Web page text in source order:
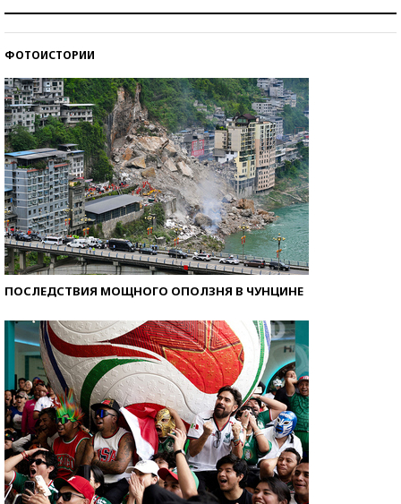
ФОТОИСТОРИИ
ПОСЛЕДСТВИЯ МОЩНОГО ОПОЛЗНЯ В ЧУНЦИНЕ